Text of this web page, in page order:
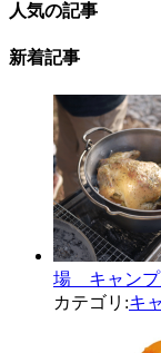
人気の記事
新着記事
場 キャンプ
カテゴリ:キ